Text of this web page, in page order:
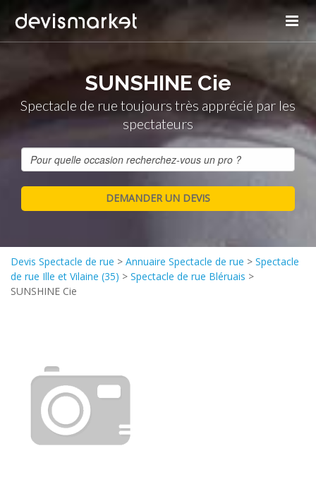
SUNSHINE Cie
Spectacle de rue toujours très apprécié par les
spectateurs
Devis Spectacle de rue > Annuaire Spectacle de rue > Spectacle
de rue Ille et Vilaine (35) > Spectacle de rue Bléruais >
SUNSHINE Cie